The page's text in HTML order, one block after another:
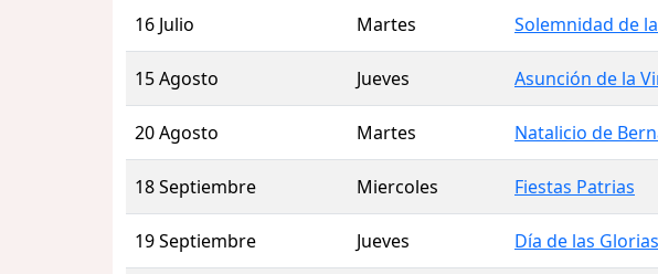
16 Julio Martes Solemnidad de
15 Agosto Jueves Asunción de la
20 Agosto Martes Natalicio de
18 Septiembre Miercoles Fiestas Patrias
19 Septiembre Jueves Día de las